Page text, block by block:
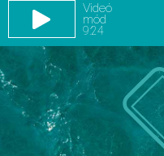
Videó
mód
9:24